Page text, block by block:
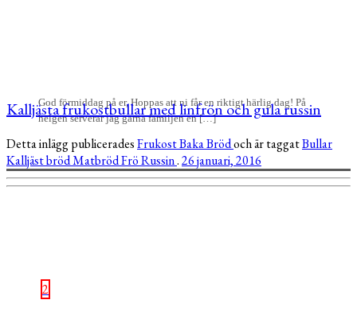
God förmiddag på er, Hoppas att ni får en riktigt härlig dag! På
helgen serverar jag gärna familjen en […]
Kalljästa frukostbullar med linfrön och gula russin
Detta inlägg publiceradesFrukostBakaBrödoch är taggatBullar
Kalljäst brödMatbrödFröRussin.26 januari, 2016
2